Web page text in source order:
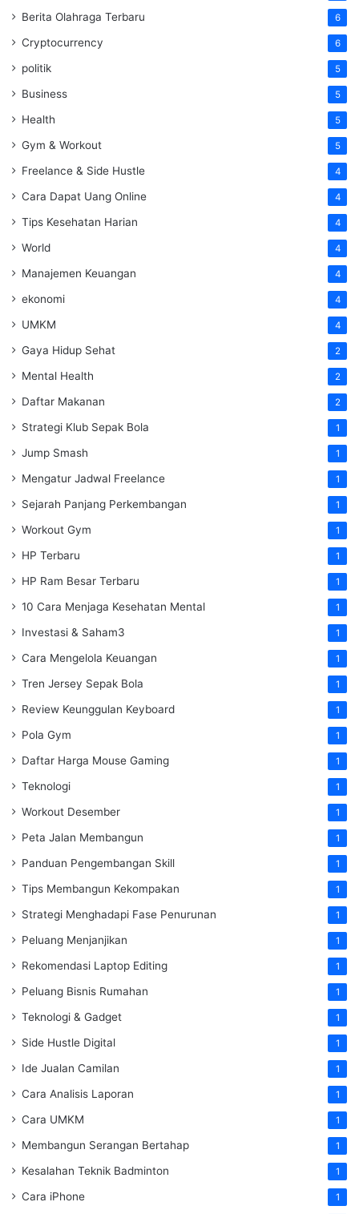
Berita Olahraga Terbaru 6
Cryptocurrency 6
politik 5
Business 5
Health 5
Gym & Workout 5
Freelance & Side Hustle 4
Cara Dapat Uang Online 4
Tips Kesehatan Harian 4
World 4
Manajemen Keuangan 4
ekonomi 4
UMKM 4
Gaya Hidup Sehat 2
Mental Health 2
Daftar Makanan 2
Strategi Klub Sepak Bola 1
Jump Smash 1
Mengatur Jadwal Freelance 1
Sejarah Panjang Perkembangan 1
Workout Gym 1
HP Terbaru 1
HP Ram Besar Terbaru 1
10 Cara Menjaga Kesehatan Mental 1
Investasi & Saham3 1
Cara Mengelola Keuangan 1
Tren Jersey Sepak Bola 1
Review Keunggulan Keyboard 1
Pola Gym 1
Daftar Harga Mouse Gaming 1
Teknologi 1
Workout Desember 1
Peta Jalan Membangun 1
Panduan Pengembangan Skill 1
Tips Membangun Kekompakan 1
Strategi Menghadapi Fase Penurunan 1
Peluang Menjanjikan 1
Rekomendasi Laptop Editing 1
Peluang Bisnis Rumahan 1
Teknologi & Gadget 1
Side Hustle Digital 1
Ide Jualan Camilan 1
Cara Analisis Laporan 1
Cara UMKM 1
Membangun Serangan Bertahap 1
Kesalahan Teknik Badminton 1
Cara iPhone 1